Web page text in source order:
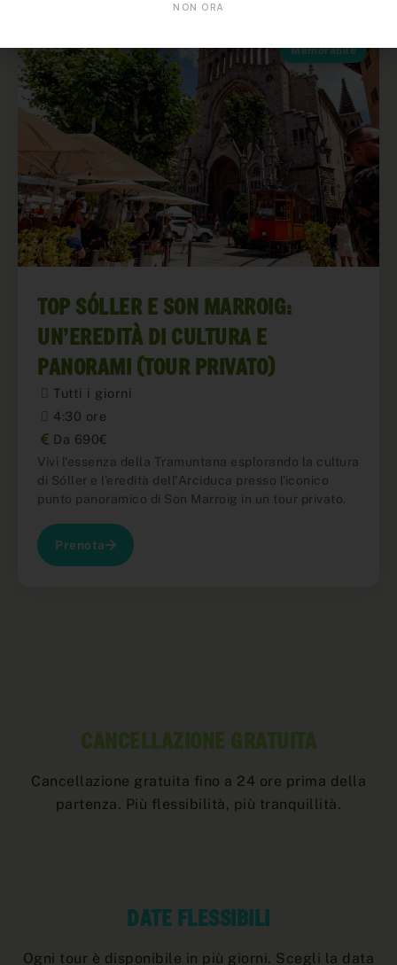
Memorabile
TOP SÓLLER E SON MARROIG:
UN’EREDITÀ DI CULTURA E
PANORAMI (TOUR PRIVATO)
Tutti i giorni
4:30 ore
Da 690€
Vivi l'essenza della Tramuntana esplorando la cultura
di Sóller e l'eredità dell'Arciduca presso l'iconico
punto panoramico di Son Marroig in un tour privato.
Prenota
CANCELLAZIONE GRATUITA
Cancellazione gratuita fino a 24 ore prima della
partenza. Più flessibilità, più tranquillità.
DATE FLESSIBILI
Ogni tour è disponibile in più giorni. Scegli la data
NON ORA